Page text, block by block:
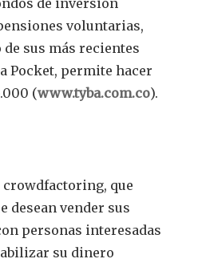
voluntarias,
de sus más recientes
Pocket, permite hacer
(www.tyba.com.co).
crowdfactoring, que
desean vender sus
personas interesadas
su dinero